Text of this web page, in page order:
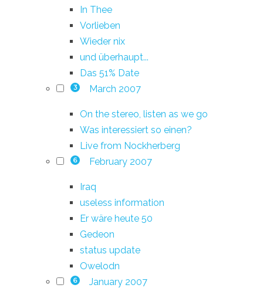
In Thee
Vorlieben
Wieder nix
und überhaupt...
Das 51% Date
3 March 2007
On the stereo, listen as we go
Was interessiert so einen?
Live from Nockherberg
6 February 2007
Iraq
useless information
Er wäre heute 50
Gedeon
status update
Owelodn
6 January 2007